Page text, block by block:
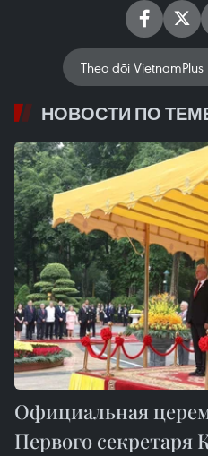
Theo dõi VietnamPlus
НОВОСТИ ПО
Официальная
Первого